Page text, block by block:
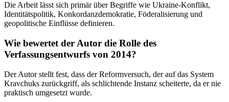
Die Arbeit lässt sich primär über Begriffe wie Ukraine-Konflikt,
Identitätspolitik, Konkordanzdemokratie, Föderalisierung und
geopolitische Einflüsse definieren.
Wie bewertet der Autor die Rolle des
Verfassungsentwurfs von 2014?
Der Autor stellt fest, dass der Reformversuch, der auf das System
Kravchuks zurückgriff, als schlichtende Instanz scheiterte, da er nie
praktisch umgesetzt wurde.